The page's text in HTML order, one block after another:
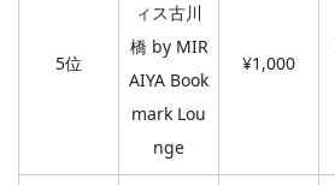
5位
ィス古川
橋 by MIR
AIYA Book
mark Lou
nge
¥1,000